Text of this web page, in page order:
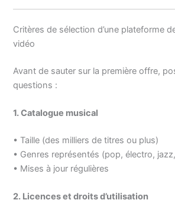
Critères de sélection d’une plateforme
vidéo
Avant de sauter sur la première offre,
questions :
1. Catalogue musical
• Taille (des milliers de titres ou plus)
• Genres représentés (pop, électro,
• Mises à jour régulières
2. Licences et droits d’utilisation